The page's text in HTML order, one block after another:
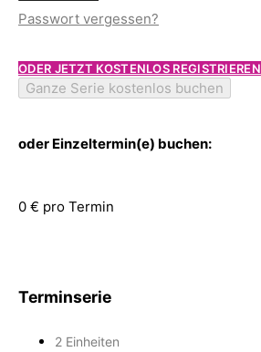
Passwort vergessen?
ODER JETZT KOSTENLOS REGISTRIEREN
Ganze Serie kostenlos buchen
oder Einzeltermin(e) buchen:
0 € pro Termin
Terminserie
2 Einheiten